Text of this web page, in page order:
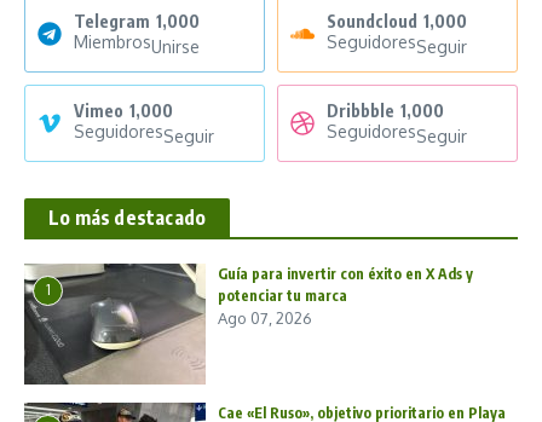
Telegram 1,000
MiembrosUnirse
Soundcloud 1,000
SeguidoresSeguir
Vimeo 1,000
SeguidoresSeguir
Dribbble 1,000
SeguidoresSeguir
Lo más destacado
1
Guía para invertir con éxito en X Ads y
potenciar tu marca
Ago 07, 2026
Cae «El Ruso», objetivo prioritario en Playa